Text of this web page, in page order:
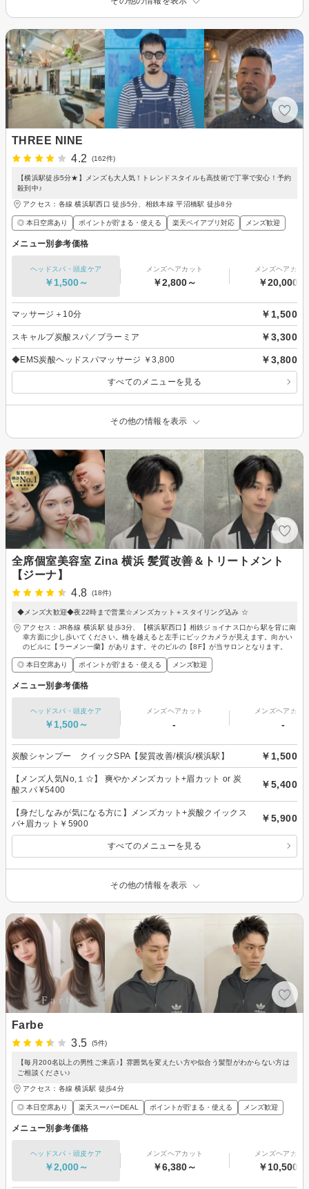
THREE NINE
4.2
(162件)
【横浜駅徒歩5分★】メンズも大人気！トレンドスタイルも高技術で丁寧で安心！予約
殺到中♪
アクセス：各線 横浜駅西口 徒歩5分、相鉄本線 平沼橋駅 徒歩8分
◎ 本日空席あり ポイントが貯まる・使える 楽天ペイアプリ対応 メンズ歓迎
メニュー別参考価格
ヘッドスパ・頭皮ケア
￥1,500～
メンズヘアカット
￥2,800～
メンズヘアカラ
￥20,000～
マッサージ＋10分 ￥1,500
スキャルプ炭酸スパ／プラーミア ￥3,300
◆EMS炭酸ヘッドスパマッサージ ￥3,800 ￥3,800
すべてのメニューを見る
その他の情報を表示
全席個室美容室 Zina 横浜 髪質改善＆トリートメント
【ジーナ】
4.8
(18件)
◆メンズ大歓迎◆夜22時まで営業☆メンズカット＋スタイリング込み ☆
アクセス：JR各線 横浜駅 徒歩3分、【横浜駅西口】相鉄ジョイナス口から駅を背に南
幸方面に少し歩いてください。橋を越えると左手にビックカメラが見えます。向かい
のビルに【ラーメン一蘭】があります。そのビルの【8F】が当サロンとなります。
◎ 本日空席あり ポイントが貯まる・使える メンズ歓迎
メニュー別参考価格
ヘッドスパ・頭皮ケア
￥1,500～
メンズヘアカット
-
メンズヘアカラ
-
炭酸シャンプー クイックSPA【髪質改善/横浜/横浜駅】 ￥1,500
【メンズ人気No,１☆】 爽やかメンズカット+眉カット or 炭
酸スパ ¥5400
￥5,400
【身だしなみが気になる方に】メンズカット+炭酸クイックス
パ+眉カット￥5900
￥5,900
すべてのメニューを見る
その他の情報を表示
Farbe
3.5
(5件)
【毎月200名以上の男性ご来店♪】雰囲気を変えたい方や似合う髪型がわからない方は
ご相談ください♪
アクセス：各線 横浜駅 徒歩4分
◎ 本日空席あり 楽天スーパーDEAL ポイントが貯まる・使える メンズ歓迎
メニュー別参考価格
ヘッドスパ・頭皮ケア
￥2,000～
メンズヘアカット
￥6,380～
メンズヘアカラ
￥10,500～